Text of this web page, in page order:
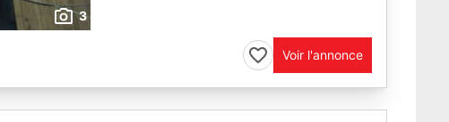
3
Voir l'annonce